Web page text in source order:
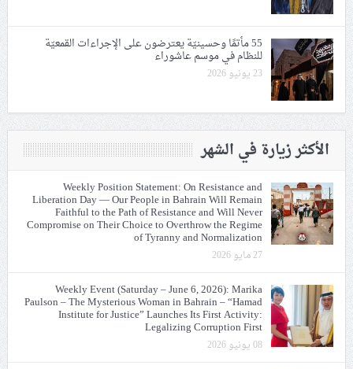
55 مأتمًا وحسينيّة يعترضون على الإجراءات القمعيّة
للنظام في موسم عاشوراء
23 يونيو 2026
الأكثر زيارة في الشهر
Weekly Position Statement: On Resistance and
Liberation Day — Our People in Bahrain Will Remain
Faithful to the Path of Resistance and Will Never
Compromise on Their Choice to Overthrow the Regime
of Tyranny and Normalization
27 مايو 2026
Weekly Event (Saturday – June 6, 2026): Marika
Paulson – The Mysterious Woman in Bahrain – “Hamad
Institute for Justice” Launches Its First Activity:
Legalizing Corruption First
08 يونيو 2026